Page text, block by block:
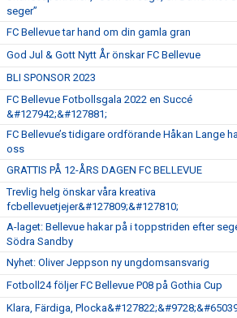
seger”
FC Bellevue tar hand om din gamla gran
God Jul & Gott Nytt År önskar FC Bellevue
BLI SPONSOR 2023
FC Bellevue Fotbollsgala 2022 en Succé
&#127942;&#127881;
FC Bellevue’s tidigare ordförande Håkan Lange
oss
GRATTIS PÅ 12-ÅRS DAGEN FC BELLEVUE
Trevlig helg önskar våra kreativa
fcbellevuetjejer&#127809;&#127810;
A-laget: Bellevue hakar på i toppstriden efter
Södra Sandby
Nyhet: Oliver Jeppson ny ungdomsansvarig
Fotboll24 följer FC Bellevue P08 på Gothia Cup
Klara, Färdiga,